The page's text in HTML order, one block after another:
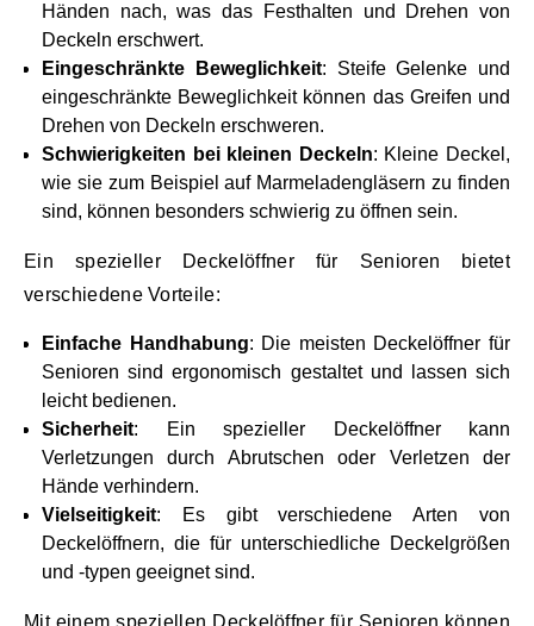
Händen nach, was das Festhalten und Drehen von
Deckeln erschwert.
Eingeschränkte Beweglichkeit: Steife Gelenke und
eingeschränkte Beweglichkeit können das Greifen und
Drehen von Deckeln erschweren.
Schwierigkeiten bei kleinen Deckeln: Kleine Deckel,
wie sie zum Beispiel auf Marmeladengläsern zu finden
sind, können besonders schwierig zu öffnen sein.
Ein spezieller Deckelöffner für Senioren bietet
verschiedene Vorteile:
Einfache Handhabung: Die meisten Deckelöffner für
Senioren sind ergonomisch gestaltet und lassen sich
leicht bedienen.
Sicherheit: Ein spezieller Deckelöffner kann
Verletzungen durch Abrutschen oder Verletzen der
Hände verhindern.
Vielseitigkeit: Es gibt verschiedene Arten von
Deckelöffnern, die für unterschiedliche Deckelgrößen
und -typen geeignet sind.
Mit einem speziellen Deckelöffner für Senioren können